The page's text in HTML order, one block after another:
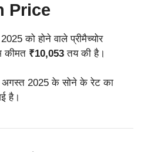
Price
को होने वाले प्रीमैच्योर
कीमत ₹10,053 तय की है।
2025 के सोने के रेट का
है।